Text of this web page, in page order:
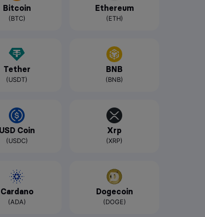
Bitcoin
(BTC)
Ethereum
(ETH)
Tether
(USDT)
BNB
(BNB)
USD Coin
(USDC)
Xrp
(XRP)
Cardano
(ADA)
Dogecoin
(DOGE)